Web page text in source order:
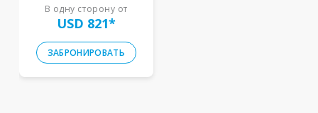
В одну сторону от
USD 821*
ЗАБРОНИРОВАТЬ